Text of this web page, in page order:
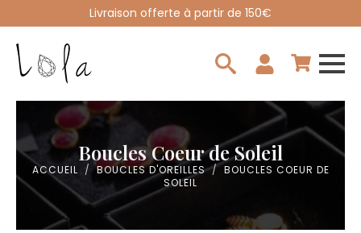
Livraison offerte à partir de 150€
Boucles Coeur de Soleil
ACCUEIL BOUCLES D'OREILLES
BOUCLES COEUR DE
SOLEIL